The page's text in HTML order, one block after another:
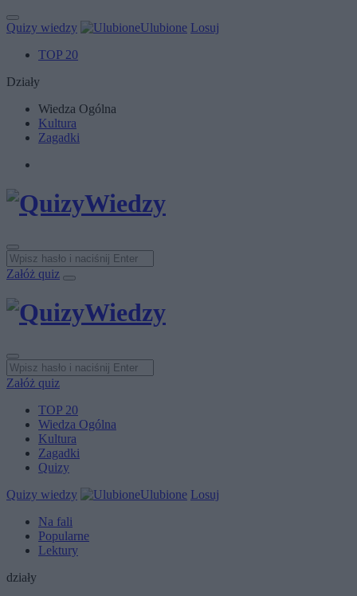
Quizy wiedzy Ulubione Losuj
TOP 20
Działy
Wiedza Ogólna
Kultura
Zagadki
Załóż quiz
Załóż quiz
TOP 20
Wiedza Ogólna
Kultura
Zagadki
Quizy
Quizy wiedzy
Ulubione Losuj
Na fali
Popularne
Lektury
działy